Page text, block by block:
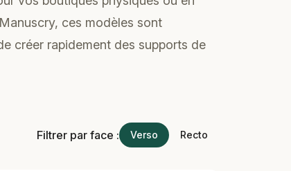
ces modèles sont
créer rapidement des supports de
Filtrer par face : Verso Recto